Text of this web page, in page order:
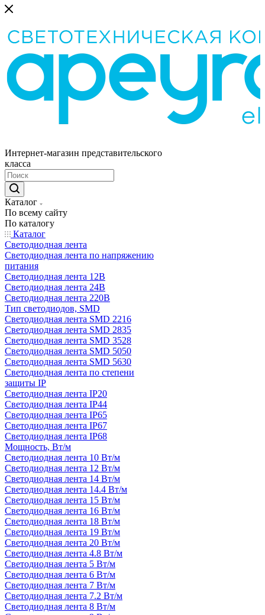
Интернет-магазин представительского
класса
Каталог
По всему сайту
По каталогу
Каталог
Светодиодная лента
Светодиодная лента по напряжению
питания
Светодиодная лента 12В
Светодиодная лента 24В
Светодиодная лента 220В
Тип светодиодов, SMD
Cветодиодная лента SMD 2216
Светодиодная лента SMD 2835
Светодиодная лента SMD 3528
Светодиодная лента SMD 5050
Светодиодная лента SMD 5630
Светодиодная лента по степени
защиты IP
Светодиодная лента IP20
Светодиодная лента IP44
Светодиодная лента IP65
Светодиодная лента IP67
Светодиодная лента IP68
Мощность, Вт/м
Светодиодная лента 10 Вт/м
Светодиодная лента 12 Вт/м
Светодиодная лента 14 Вт/м
Светодиодная лента 14.4 Вт/м
Светодиодная лента 15 Вт/м
Светодиодная лента 16 Вт/м
Светодиодная лента 18 Вт/м
Светодиодная лента 19 Вт/м
Светодиодная лента 20 Вт/м
Светодиодная лента 4.8 Вт/м
Светодиодная лента 5 Вт/м
Светодиодная лента 6 Вт/м
Светодиодная лента 7 Вт/м
Светодиодная лента 7.2 Вт/м
Светодиодная лента 8 Вт/м